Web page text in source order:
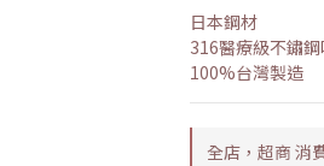
日本鋼材
316醫療級不鏽鋼
100%台灣製造
全店，超商 消